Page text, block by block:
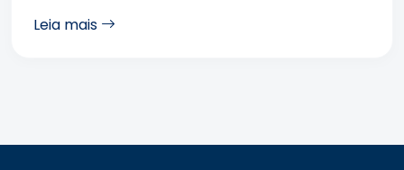
Leia mais